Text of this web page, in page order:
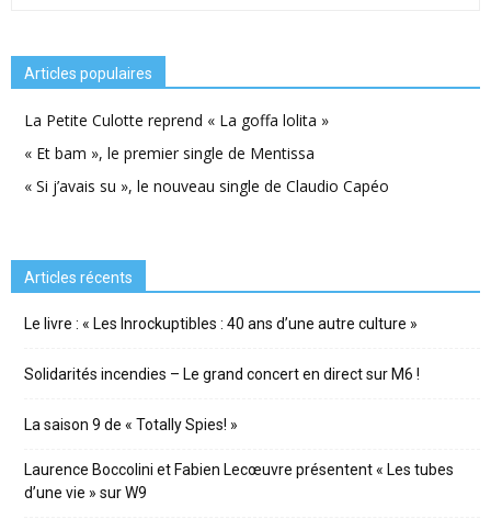
Articles populaires
La Petite Culotte reprend « La goffa lolita »
« Et bam », le premier single de Mentissa
« Si j’avais su », le nouveau single de Claudio Capéo
Articles récents
Le livre : « Les Inrockuptibles : 40 ans d’une autre culture »
Solidarités incendies – Le grand concert en direct sur M6 !
La saison 9 de « Totally Spies! »
Laurence Boccolini et Fabien Lecœuvre présentent « Les tubes
d’une vie » sur W9